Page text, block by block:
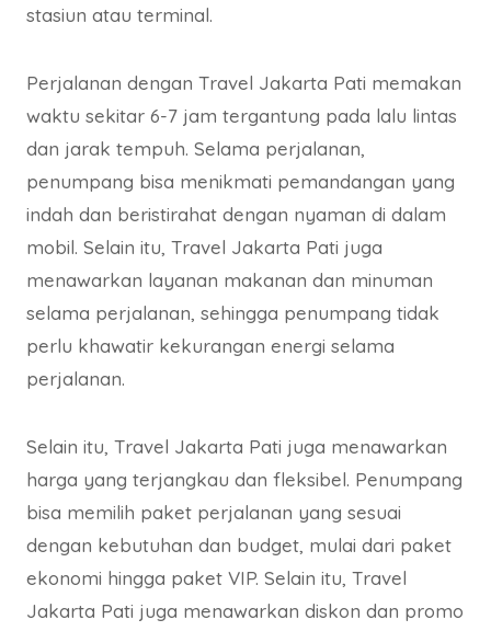
stasiun atau terminal.
Perjalanan dengan Travel Jakarta Pati memakan
waktu sekitar 6-7 jam tergantung pada lalu lintas
dan jarak tempuh. Selama perjalanan,
penumpang bisa menikmati pemandangan yang
indah dan beristirahat dengan nyaman di dalam
mobil. Selain itu, Travel Jakarta Pati juga
menawarkan layanan makanan dan minuman
selama perjalanan, sehingga penumpang tidak
perlu khawatir kekurangan energi selama
perjalanan.
Selain itu, Travel Jakarta Pati juga menawarkan
harga yang terjangkau dan fleksibel. Penumpang
bisa memilih paket perjalanan yang sesuai
dengan kebutuhan dan budget, mulai dari paket
ekonomi hingga paket VIP. Selain itu, Travel
Jakarta Pati juga menawarkan diskon dan promo